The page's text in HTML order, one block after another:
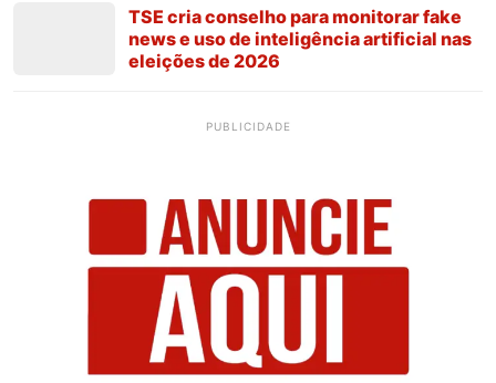
TSE cria conselho para monitorar fake
news e uso de inteligência artificial nas
eleições de 2026
PUBLICIDADE